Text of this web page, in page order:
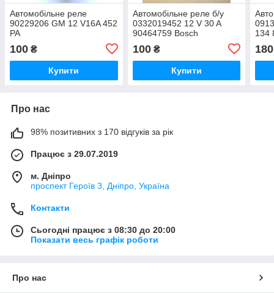
Автомобільне реле
90229206 GM 12 V16A 452
PA
100 ₴
Купити
Автомобільне реле б/у
0332019452 12 V 30 A
90464759 Bosch
100₴
Купити
134
180
Про нас
98% позитивних з 170 відгуків за рік
Працює з 29.07.2019
м. Дніпро
проспект Героїв 3, Дніпро, Україна
Контакти
Сьогодні працює з 08:30 до 20:00
Показати весь графік роботи
Про нас